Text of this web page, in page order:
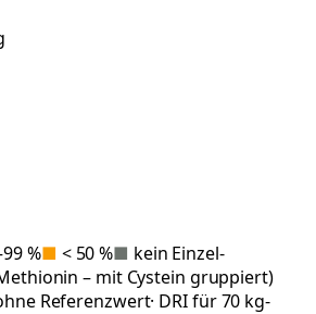
%■ < 50 %■ kein Einzel-
– mit Cystein gruppiert)
Referenzwert· DRI für 70 kg-